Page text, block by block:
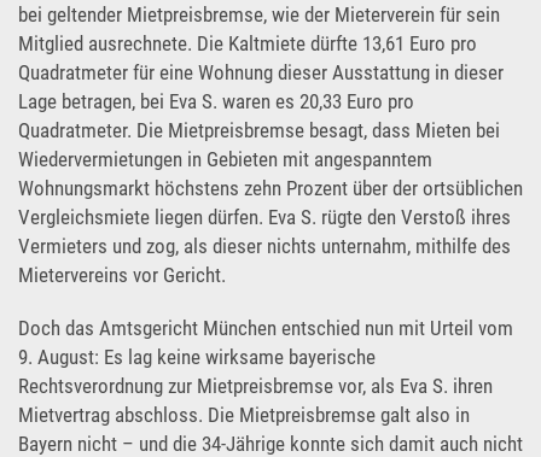
bei geltender Mietpreisbremse, wie der Mieterverein für sein
Mitglied ausrechnete. Die Kaltmiete dürfte 13,61 Euro pro
Quadratmeter für eine Wohnung dieser Ausstattung in dieser
Lage betragen, bei Eva S. waren es 20,33 Euro pro
Quadratmeter. Die Mietpreisbremse besagt, dass Mieten bei
Wiedervermietungen in Gebieten mit angespanntem
Wohnungsmarkt höchstens zehn Prozent über der ortsüblichen
Vergleichsmiete liegen dürfen. Eva S. rügte den Verstoß ihres
Vermieters und zog, als dieser nichts unternahm, mithilfe des
Mietervereins vor Gericht.
Doch das Amtsgericht München entschied nun mit Urteil vom
9. August: Es lag keine wirksame bayerische
Rechtsverordnung zur Mietpreisbremse vor, als Eva S. ihren
Mietvertrag abschloss. Die Mietpreisbremse galt also in
Bayern nicht – und die 34-Jährige konnte sich damit auch nicht